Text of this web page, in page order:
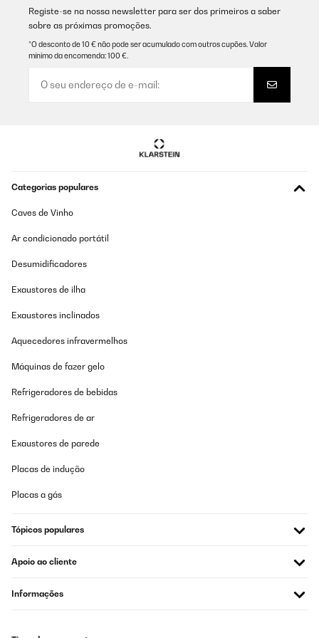
Amazon user
Traduzir
super goed allemaal. Staat hele mooi in mijn keuken.
Amazon-gebruiker
vorne ein etwas größeren Topf stehen hat etwas Schlacht drann
Traduzir
Good thanks
Amazon user
Registe-se na nossa newsletter para ser dos primeiros a saber
sobre as próximas promoções.
*O desconto de 10 € não pode ser acumulado com outros cupões. Valor
mínimo da encomenda: 100 €.
Categorias populares
Caves de Vinho
Ar condicionado portátil
Desumidificadores
Exaustores de ilha
Exaustores inclinados
Aquecedores infravermelhos
Máquinas de fazer gelo
Refrigeradores de bebidas
Refrigeradores de ar
Exaustores de parede
Placas de indução
Placas a gás
Tópicos populares
Apoio ao cliente
Informações